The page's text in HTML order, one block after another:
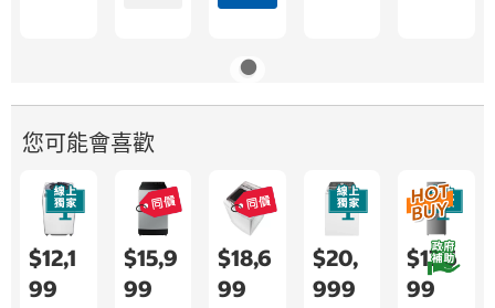
您可能會喜歡
$12,1
99
$15,9
99
$18,6
99
$20,
999
$17,6
99